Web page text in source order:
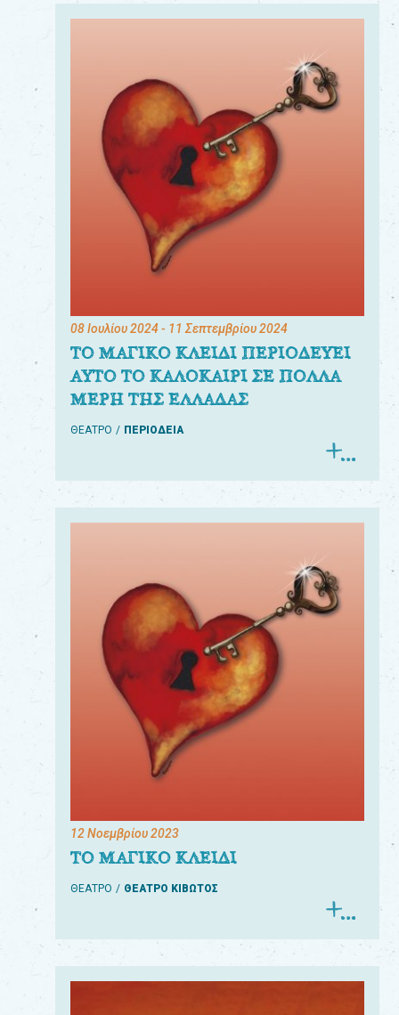
08 Ιουλίου 2024- 11 Σεπτεμβρίου 2024
ΤΟ ΜΑΓΙΚΟ ΚΛΕΙΔΙ ΠΕΡΙΟΔΕΥΕΙ
ΑΥΤΟ ΤΟ ΚΑΛΟΚΑΙΡΙ ΣΕ ΠΟΛΛΑ
ΜΕΡΗ ΤΗΣ ΕΛΛΑΔΑΣ
ΘΕΑΤΡΟ ΠΕΡΙΟΔΕΙΑ
12 Νοεμβρίου 2023
ΤΟ ΜΑΓΙΚΟ ΚΛΕΙΔΙ
ΘΕΑΤΡΟ ΘΕΑΤΡΟ ΚΙΒΩΤΟΣ